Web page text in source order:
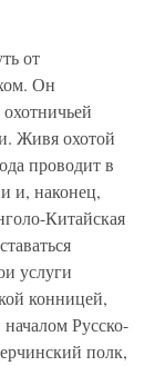
от
Он
Живя охотой
проводит в
и, наконец,
Китайская
услуги
конницей,
Русско-
полк,